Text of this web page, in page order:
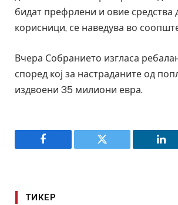
бидат префрлени и овие средства
корисници, се наведува во
Вчера Собранието изгласа
според кој за настраданите од
издвоени 35 милиони евра.
Facebook Twitter
ТИКЕР